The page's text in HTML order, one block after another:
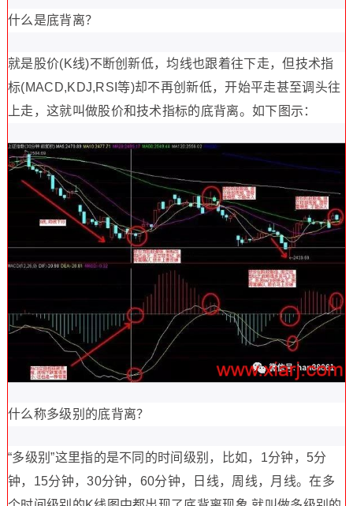
什么是底背离？
就是股价(K线)不断创新低，均线也跟着往下走，但技术指
标(MACD,KDJ,RSI等)却不再创新低，开始平走甚至调头往
上走，这就叫做股价和技术指标的底背离。如下图示：
什么称多级别的底背离？
“多级别”这里指的是不同的时间级别，比如，1分钟，5分
钟，15分钟，30分钟，60分钟，日线，周线，月线。在多